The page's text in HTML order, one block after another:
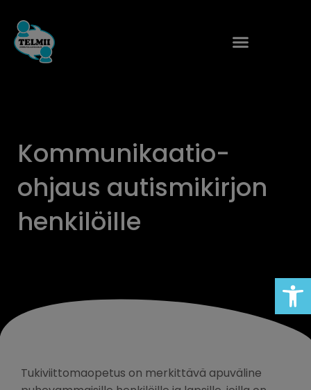
sisältöön
Kommunikaatio-
ohjaus autismikirjon
henkilöille
Tukiviittomaopetus on merkittävä apuväline